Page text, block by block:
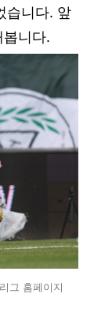
습니다. 앞
니다.
그 홈페이지